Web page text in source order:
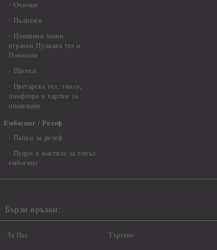
Очички
Пълнежи
Плюшени мини
играчки,Пухкава тел и
Помпони
Щипки
Цветарска тел, тиксо,
пиафлора и хартии за
опаковане
Ембосинг / Релеф
Папки за релеф
Пудри и мастила за топъл
ембосинг
Бързи връзки:
За Нас Търсене